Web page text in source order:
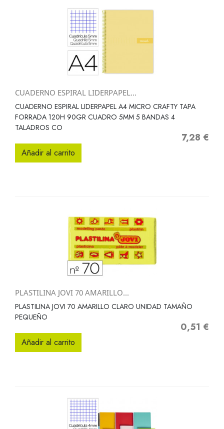
CUADERNO ESPIRAL LIDERPAPEL...
CUADERNO ESPIRAL LIDERPAPEL A4 MICRO CRAFTY TAPA
FORRADA 120H 90GR CUADRO 5MM 5 BANDAS 4
TALADROS CO
Precio
7,28 €
Añadir al carrito
PLASTILINA JOVI 70 AMARILLO...
PLASTILINA JOVI 70 AMARILLO CLARO UNIDAD TAMAÑO
PEQUEÑO
Precio
0,51 €
Añadir al carrito